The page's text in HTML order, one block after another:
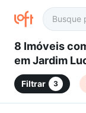
8 Imóveis com 4
em Jardim
Sorocaba, SP
Filtrar 3